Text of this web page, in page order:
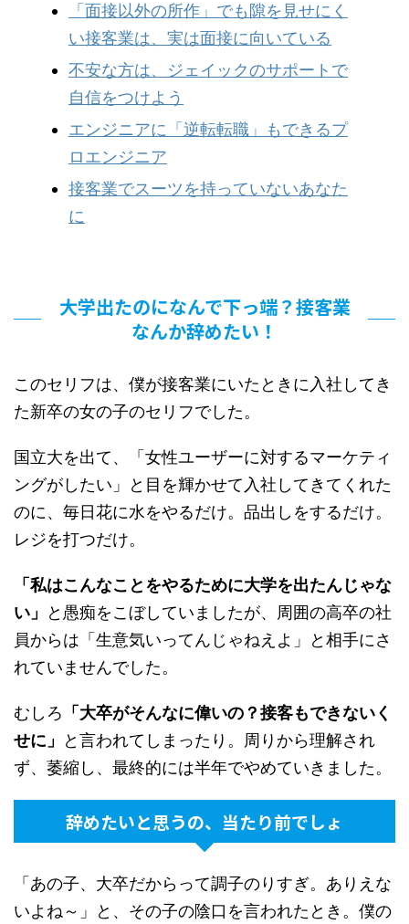
「面接以外の所作」でも隙を見せにく
い接客業は、実は面接に向いている
不安な方は、ジェイックのサポートで
自信をつけよう
エンジニアに「逆転転職」もできるプ
ロエンジニア
接客業でスーツを持っていないあなた
に
大学出たのになんで下っ端？接客業
なんか辞めたい！
このセリフは、僕が接客業にいたときに入社してき
た新卒の女の子のセリフでした。
国立大を出て、「女性ユーザーに対するマーケティ
ングがしたい」と目を輝かせて入社してきてくれた
のに、毎日花に水をやるだけ。品出しをするだけ。
レジを打つだけ。
「私はこんなことをやるために大学を出たんじゃな
い」
と愚痴をこぼしていましたが、周囲の高卒の社
員からは「生意気いってんじゃねえよ」と相手にさ
れていませんでした。
むしろ 「大卒がそんなに偉いの？接客もできないく
せに」
と言われてしまったり。周りから理解され
ず、萎縮し、最終的には半年でやめていきました。
辞めたいと思うの、当たり前でしょ
「あの子、大卒だからって調子のりすぎ。ありえな
いよね～」と、その子の陰口を言われたとき。僕の